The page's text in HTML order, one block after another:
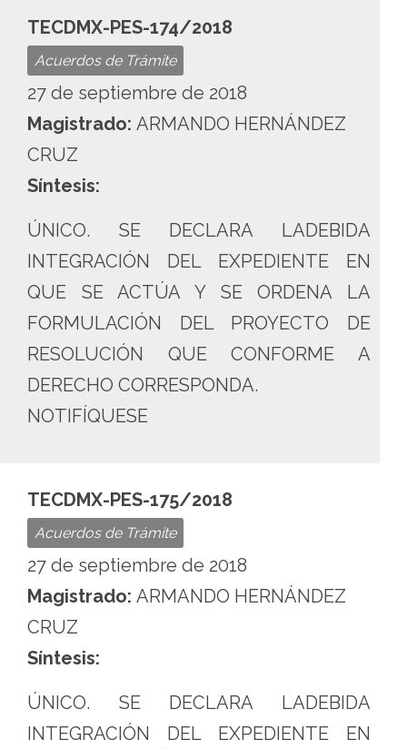
TECDMX-PES-174/2018
Acuerdos de Trámite
27 de septiembre de 2018
Magistrado: ARMANDO HERNÁNDEZ
CRUZ
Síntesis:
ÚNICO. SE DECLARA LADEBIDA
INTEGRACIÓN DEL EXPEDIENTE EN
QUE SE ACTÚA Y SE ORDENA LA
FORMULACIÓN DEL PROYECTO DE
RESOLUCIÓN QUE CONFORME A
DERECHO CORRESPONDA.
NOTIFÍQUESE
TECDMX-PES-175/2018
Acuerdos de Trámite
27 de septiembre de 2018
Magistrado: ARMANDO HERNÁNDEZ
CRUZ
Síntesis:
ÚNICO. SE DECLARA LADEBIDA
INTEGRACIÓN DEL EXPEDIENTE EN